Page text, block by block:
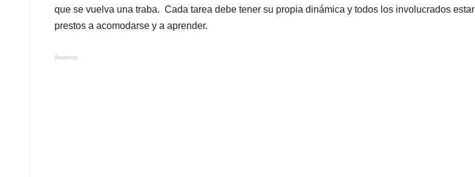
que se vuelva una traba. Cada tarea debe tener su propia dinámica y todos los involucrados estar
prestos a acomodarse y a aprender.
Anuncios.